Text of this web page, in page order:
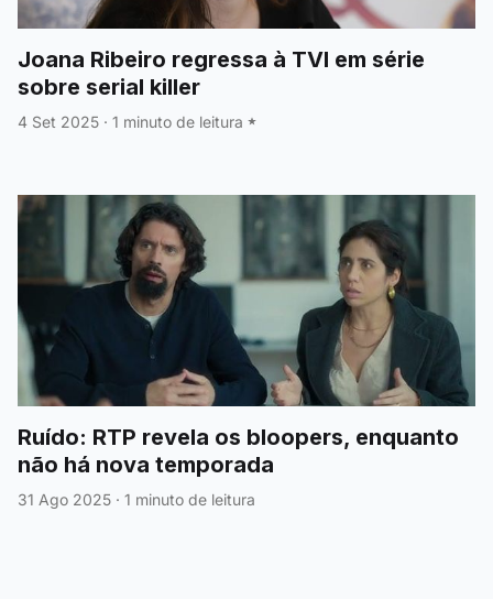
Joana Ribeiro regressa à TVI em série
sobre serial killer
4 Set 2025 · 1 minuto de leitura
Ruído: RTP revela os bloopers, enquanto
não há nova temporada
31 Ago 2025 · 1 minuto de leitura